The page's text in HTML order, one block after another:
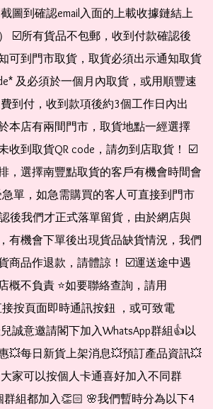
圖到確認email入面的上載收據鏈結上
☑️所有貨品不包郵，收到付款確認後
可到門市取貨，取貨必須出示通知取貨
及必須於一個月內取貨，或用順豐速
到付，收到款項後約3個工作日內出
本店有兩間門市，取貨地點一經選擇
收到取貨QR code，請勿到店取貨！ ☑️
，選擇南豐點取貨的客戶有機會時間會
單，如急需購買的客人可直接到門市
後我們才正式落單留貨，由於網店與
有機會下單後出現貨品缺貨情況，我們
商品作退款，請體諒！ ☑️運送途中遇
概不負責 ⭐️如要聯絡查詢，請用
接按頁面即時通訊按鈕 ，或可致電
誠意邀請閣下加入WhatsApp群組👍以
💥每日新貨上架消息💥預訂產品資訊💥
家可以按個人卡通喜好加入不同群
組都加入👏🏻 🌸我們暫時分為以下4